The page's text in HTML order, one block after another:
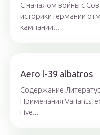
С началом войны с
историки Германии
кампании...
Aero l-39 albatros
Содержание
Примечания
Five...